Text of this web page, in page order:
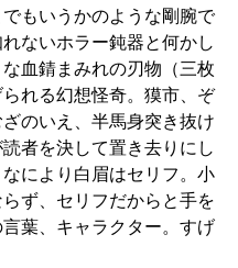
もいうかのような剛腕で
ないホラー鈍器と何かし
血錆まみれの刃物（三枚
れる幻想怪奇。獏市、ぞ
のいえ、半馬身突き抜け
者を決して置き去りにし
により白眉はセリフ。小
ず、セリフだからと手を
葉、キャラクター。すげ